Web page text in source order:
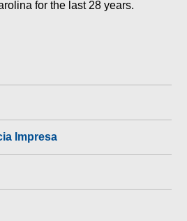
for the last 28 years.
Impresa